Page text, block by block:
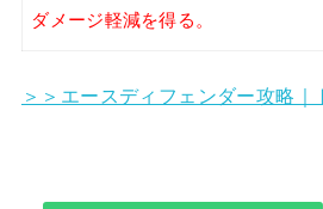
ダメージ軽減を得る。
＞＞エースディフェンダー攻略｜